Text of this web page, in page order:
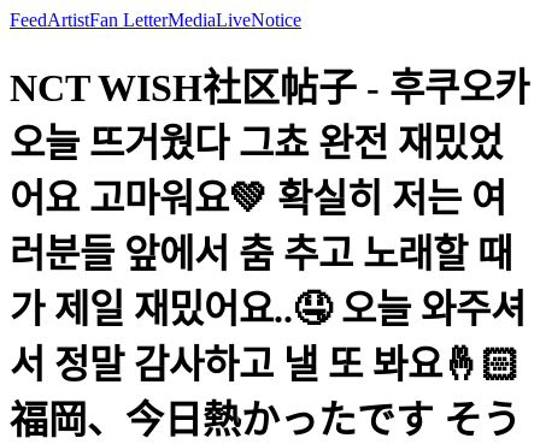
FeedArtistFan LetterMediaLiveNotice
NCT WISH社区帖子 - 후쿠오카
오늘 뜨거웠다 그쵸 완전 재밌었
어요 고마워요💚 확실히 저는 여
러분들 앞에서 춤 추고 노래할 때
가 제일 재밌어요..🤤 오늘 와주셔
서 정말 감사하고 낼 또 봐요🤞🏻
福岡、今日熱かったです そう